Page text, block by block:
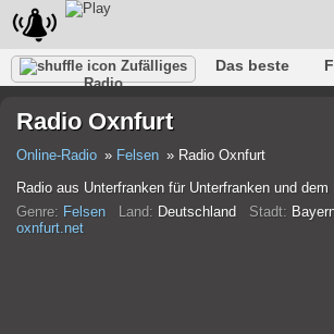
Zufälliges
Radio
Das beste
Rap
Trans Falk
Radio Oxnfurt
Online-Radio Felsen
Radio Oxnfurt
Radio aus Unterfranken für Unterfranken und
Genre: Felsen Land: Deutschland Stadt:
oxnfurt.net